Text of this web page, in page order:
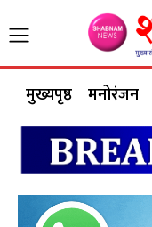
मुख्यपृष्ठ मनोरंजन